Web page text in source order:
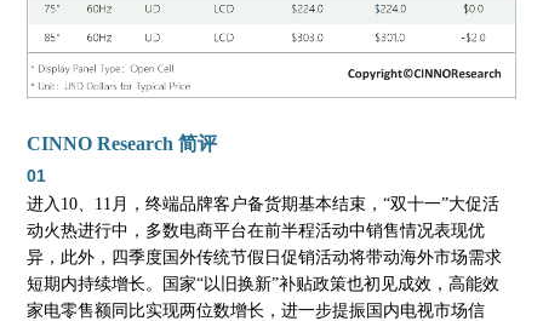
CINNO Research 简评
01
进入 10、11月，终端品牌客户备货期基本结束，“双十一”大促活
动火热进行中，多数电商平台在前半程活动中销售情况表现优
异，此外，四季度国外传统节假日促销活动将带动海外市场需求
短期内持续增长。国家“以旧换新”补贴政策也初见成效，高能效
家电零售额同比实现两位数增长，进一步提振国内电视市场信